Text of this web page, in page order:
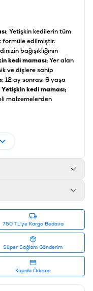
; Yetişkin kedilerin tüm
formüle edilmiştir.
bağışıklığının
kedi maması;Yer alan
ve dişlere sahip
; 12 ay sonrası 6 yaşa
Yetişkin kedi maması;
malzemelerden
yağ, mısır glüten unu,
küspesi, dijest, balık
750 TL'ye Kargo Bedava
Süper Sağlam Gönderim
Kapıda Ödeme